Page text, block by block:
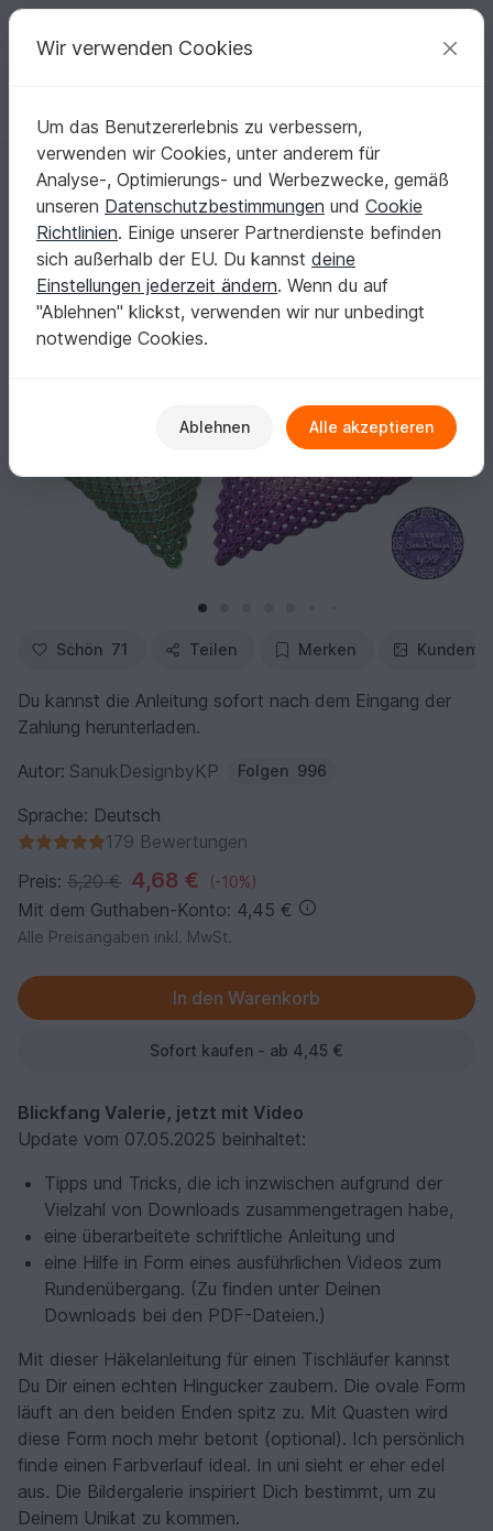
Deine kreativen Ideen
Deutsch | € (EUR) einloggen Kostenlos registrieren
Startseite Häkeln Haus & Deko Tischläufer & Deckchen
Häkelanleitung Blickfang Valerie - das Original jetzt mit Video
Häkelanleitung Blickfang Valerie - das Original
jetzt mit Video
Schön 71 Teilen Merken
Du kannst die Anleitung sofort nach dem Eingang der
Zahlung herunterladen.
Autor: SanukDesignbyKP Folgen 996
Sprache: Deutsch
179 Bewertungen
Preis: 5,20 € 4,68 € (-10%)
Mit dem Guthaben-Konto: 4,45 €
Alle Preisangaben inkl. MwSt.
Sofort kaufen - ab 4,45 €
Blickfang Valerie, jetzt mit Video
Update vom 07.05.2025 beinhaltet:
Tipps und Tricks, die ich inzwischen aufgrund der
Vielzahl von Downloads zusammengetragen habe,
eine überarbeitete schriftliche Anleitung und
eine Hilfe in Form eines ausführlichen Videos zum
Rundenübergang. (Zu finden unter Deinen
Downloads bei den PDF-Dateien.)
Mit dieser Häkelanleitung für einen Tischläufer kannst
Du Dir einen echten Hingucker zaubern. Die ovale Form
läuft an den beiden Enden spitz zu. Mit Quasten wird
diese Form noch mehr betont (optional). Ich persönlich
finde einen Farbverlauf ideal. In uni sieht er eher edel
aus. Die Bildergalerie inspiriert Dich bestimmt, um zu
Deinem Unikat zu kommen.
Wir verwenden Cookies
Um das Benutzererlebnis zu verbessern,
verwenden wir Cookies, unter anderem für
Analyse-, Optimierungs- und Werbezwecke, gemäß
unseren Datenschutzbestimmungen und Cookie
Richtlinien. Einige unserer Partnerdienste befinden
sich außerhalb der EU. Du kannst deine
Einstellungen jederzeit ändern. Wenn du auf
"Ablehnen" klickst, verwenden wir nur unbedingt
notwendige Cookies.
Ablehnen Alle akzeptieren